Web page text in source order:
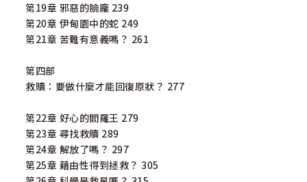
第19章 邪惡的臉龐 239
第20章 伊甸園中的蛇 249
第21章 苦難有意義嗎？ 261
第四部
救贖：要做什麼才能回復原狀？ 277
第22章 好心的閻羅王 279
第23章 尋找救贖 289
第24章 解放了嗎？ 297
第25章 藉由性得到拯救？ 305